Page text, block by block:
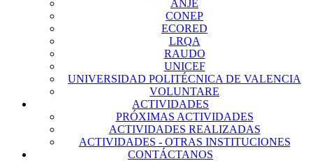
ANJE
CONEP
ECORED
LRQA
RAUDO
UNICEF
UNIVERSIDAD POLITÉCNICA DE VALENCIA
VOLUNTARE
ACTIVIDADES
PRÓXIMAS ACTIVIDADES
ACTIVIDADES REALIZADAS
ACTIVIDADES - OTRAS INSTITUCIONES
CONTÁCTANOS